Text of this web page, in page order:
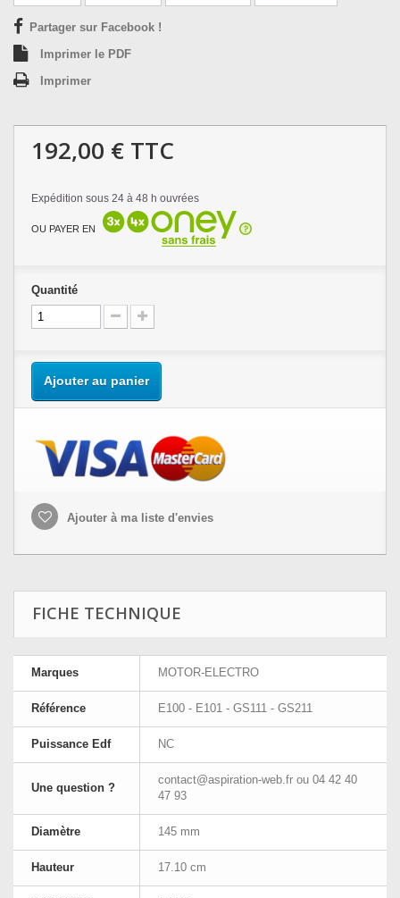
Partager sur Facebook !
Imprimer le PDF
Imprimer
192,00 € TTC
Expédition sous 24 à 48 h ouvrées
OU PAYER EN
Quantité
Ajouter au panier
Ajouter à ma liste d'envies
FICHE TECHNIQUE
Marques MOTOR-ELECTRO
Référence E100 - E101 - GS111 - GS211
Puissance Edf NC
Une question ?
contact@aspiration-web.fr ou 04 42 40
47 93
Diamètre 145 mm
Hauteur 17.10 cm